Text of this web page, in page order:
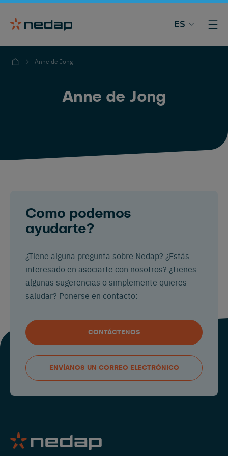
ES
Anne de Jong
Anne de Jong
Como podemos
ayudarte?
¿Tiene alguna pregunta sobre Nedap? ¿Estás
interesado en asociarte con nosotros? ¿Tienes
algunas sugerencias o simplemente quieres
saludar? Ponerse en contacto:
CONTÁCTENOS
ENVÍANOS UN CORREO ELECTRÓNICO